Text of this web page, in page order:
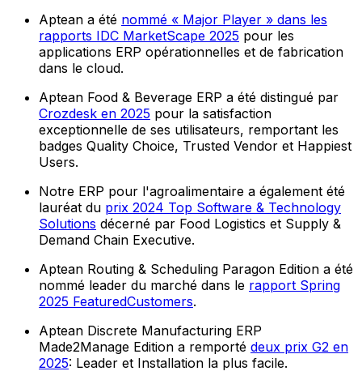
Aptean a été nommé « Major Player » dans les
rapports IDC MarketScape 2025 pour les
applications ERP opérationnelles et de fabrication
dans le cloud.
Aptean Food & Beverage ERP a été distingué par
Crozdesk en 2025 pour la satisfaction
exceptionnelle de ses utilisateurs, remportant les
badges Quality Choice, Trusted Vendor et Happiest
Users.
Notre ERP pour l'agroalimentaire a également été
lauréat du prix 2024 Top Software & Technology
Solutions décerné par Food Logistics et Supply &
Demand Chain Executive.
Aptean Routing & Scheduling Paragon Edition a été
nommé leader du marché dans le rapport Spring
2025 FeaturedCustomers.
Aptean Discrete Manufacturing ERP
Made2Manage Edition a remporté deux prix G2 en
2025: Leader et Installation la plus facile.